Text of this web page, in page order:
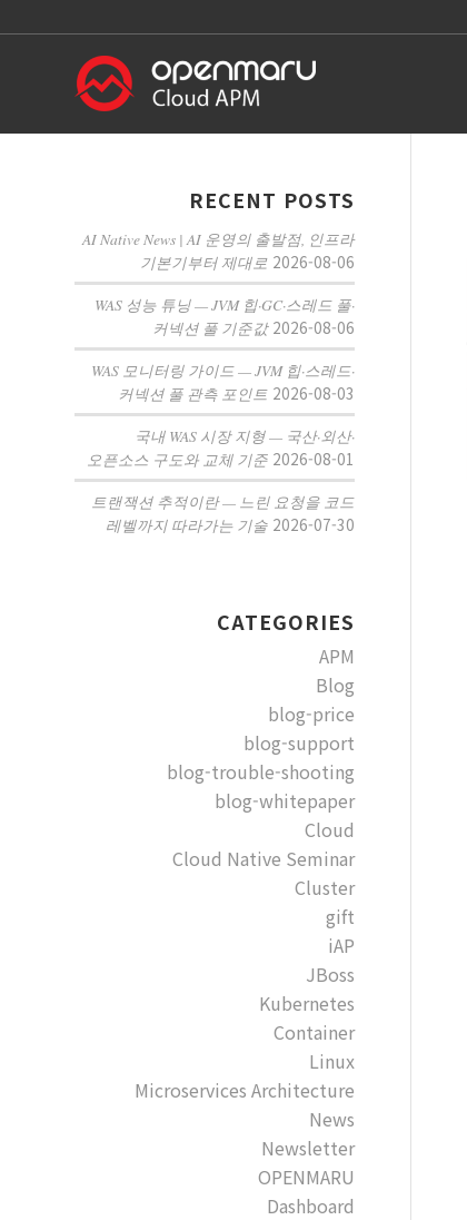
RECENT POSTS
AI Native News | AI 운영의 출발점, 인프라
기본기부터 제대로 2026-08-06
WAS 성능 튜닝 — JVM 힙·GC·스레드 풀·
커넥션 풀 기준값 2026-08-06
WAS 모니터링 가이드 — JVM 힙·스레드·
커넥션 풀 관측 포인트 2026-08-03
국내 WAS 시장 지형 — 국산·외산·
오픈소스 구도와 교체 기준 2026-08-01
트랜잭션 추적이란 — 느린 요청을 코드
레벨까지 따라가는 기술 2026-07-30
CATEGORIES
APM
Blog
blog-price
blog-support
blog-trouble-shooting
blog-whitepaper
Cloud
Cloud Native Seminar
Cluster
gift
iAP
JBoss
Kubernetes
Container
Linux
Microservices Architecture
News
Newsletter
OPENMARU
Dashboard